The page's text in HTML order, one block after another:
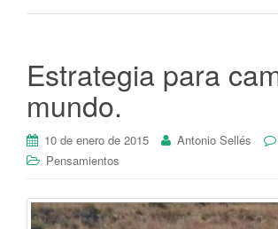
Estrategia para
mundo.
10 de enero de 2015 Antonio Sellés
Pensamientos